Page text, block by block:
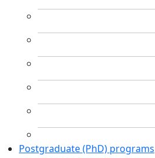
Postgraduate (PhD) programs